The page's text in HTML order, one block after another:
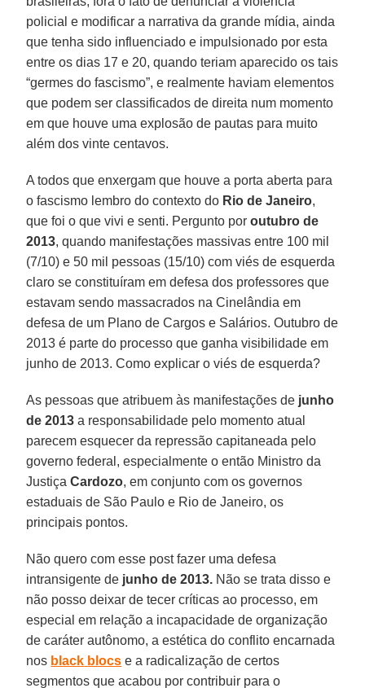
policial e modificar a narrativa da grande mídia, ainda
que tenha sido influenciado e impulsionado por esta
entre os dias 17 e 20, quando teriam aparecido os tais
“germes do fascismo”, e realmente haviam elementos
que podem ser classificados de direita num momento
em que houve uma explosão de pautas para muito
além dos vinte centavos.
A todos que enxergam que houve a porta aberta para
o fascismo lembro do contexto do Rio de Janeiro,
que foi o que vivi e senti. Pergunto poroutubro de
2013, quando manifestações massivas entre 100 mil
(7/10) e 50 mil pessoas (15/10) com viés de esquerda
claro se constituíram em defesa dos professores que
estavam sendo massacrados na Cinelândia em
defesa de um Plano de Cargos e Salários. Outubro de
2013 é parte do processo que ganha visibilidade em
junho de 2013. Como explicar o viés de esquerda?
As pessoas que atribuem às manifestações de junho
de 2013 a responsabilidade pelo momento atual
parecem esquecer da repressão capitaneada pelo
governo federal, especialmente o então Ministro da
JustiçaCardozo, em conjunto com os governos
estaduais de São Paulo e Rio de Janeiro, os
principais pontos.
Não quero com esse post fazer uma defesa
intransigente de junho de 2013. Não se trata disso e
não posso deixar de tecer críticas ao processo, em
especial em relação a incapacidade de organização
de caráter autônomo, a estética do conflito encarnada
nos black blocs e a radicalização de certos
segmentos que acabou por contribuir para o